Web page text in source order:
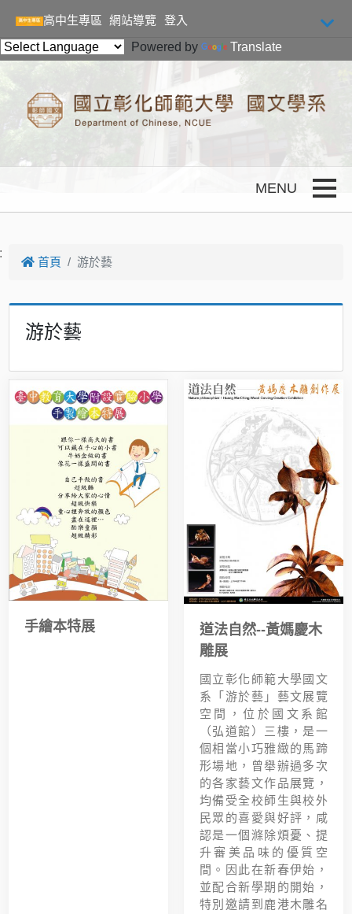
高中生專區
網站導覽
登入
Powered by
Translate
首頁 游於藝
游於藝
手繪本特展
道法自然--黃媽慶木
雕展
國立彰化師範大學國文
系「游於藝」藝文展覽
空間，位於國文系館
（弘道館）三樓，是一
個相當小巧雅緻的馬蹄
形場地，曾舉辦過多次
的各家藝文作品展覽，
均備受全校師生與校外
民眾的喜愛與好評，咸
認是一個滌除煩憂、提
升審美品味的優質空
間。因此在新春伊始，
並配合新學期的開始，
特別邀請到鹿港木雕名